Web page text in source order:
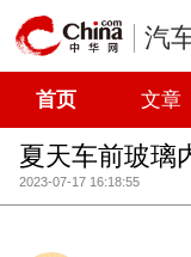
汽
首页 文章
夏天车前玻璃
2023-07-17 16:18:55